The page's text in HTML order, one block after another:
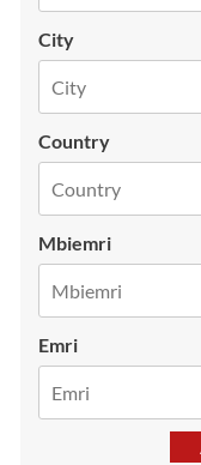
City
Country
Mbiemri
Emri